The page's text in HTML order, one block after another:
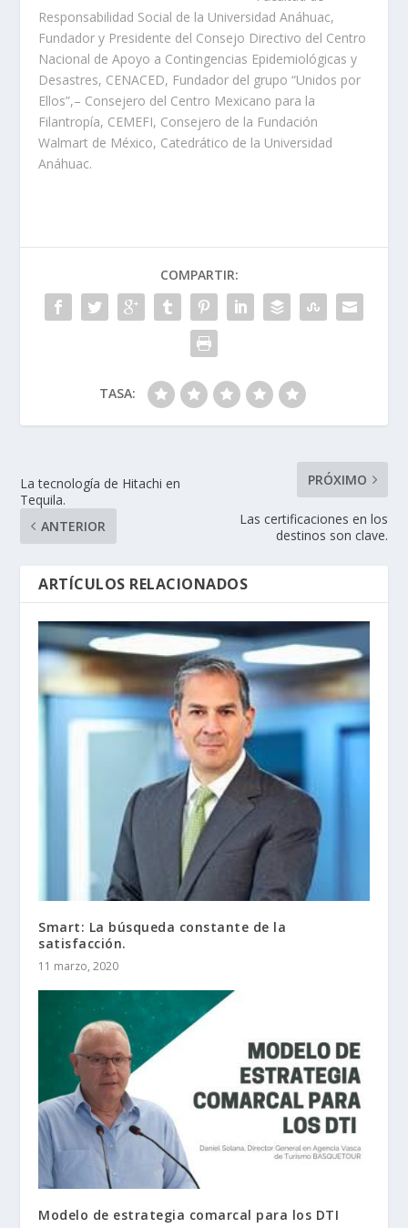
Responsabilidad Social de la Universidad Anáhuac,
Fundador y Presidente del Consejo Directivo del Centro
Nacional de Apoyo a Contingencias Epidemiológicas y
Desastres, CENACED, Fundador del grupo “Unidos por
Ellos”,– Consejero del Centro Mexicano para la
Filantropía, CEMEFI, Consejero de la Fundación
Walmart de México, Catedrático de la Universidad
Anáhuac.
COMPARTIR:
TASA:
La tecnología de Hitachi en
Tequila.
ANTERIOR
PRÓXIMO
Las certificaciones en los
destinos son clave.
ARTÍCULOS RELACIONADOS
Smart: La búsqueda constante de la
satisfacción.
11 marzo, 2020
Modelo de estrategia comarcal para los DTI